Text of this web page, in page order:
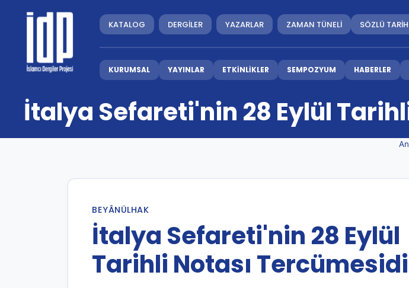
KATALOG DERGİLER YAZARLAR ZAMAN TÜNELİ SÖZLÜ TARİH
KURUMSAL YAYINLAR ETKİNLİKLER SEMPOZYUM HABERLER
İtalya Sefareti'nin 28 Eylül
BEYÂNÜLHAK
İtalya Sefareti'nin 28 Eylül
Tarihli Notası